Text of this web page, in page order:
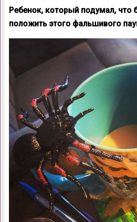
Ребенок, который подумал, что
положить этого фальшивого